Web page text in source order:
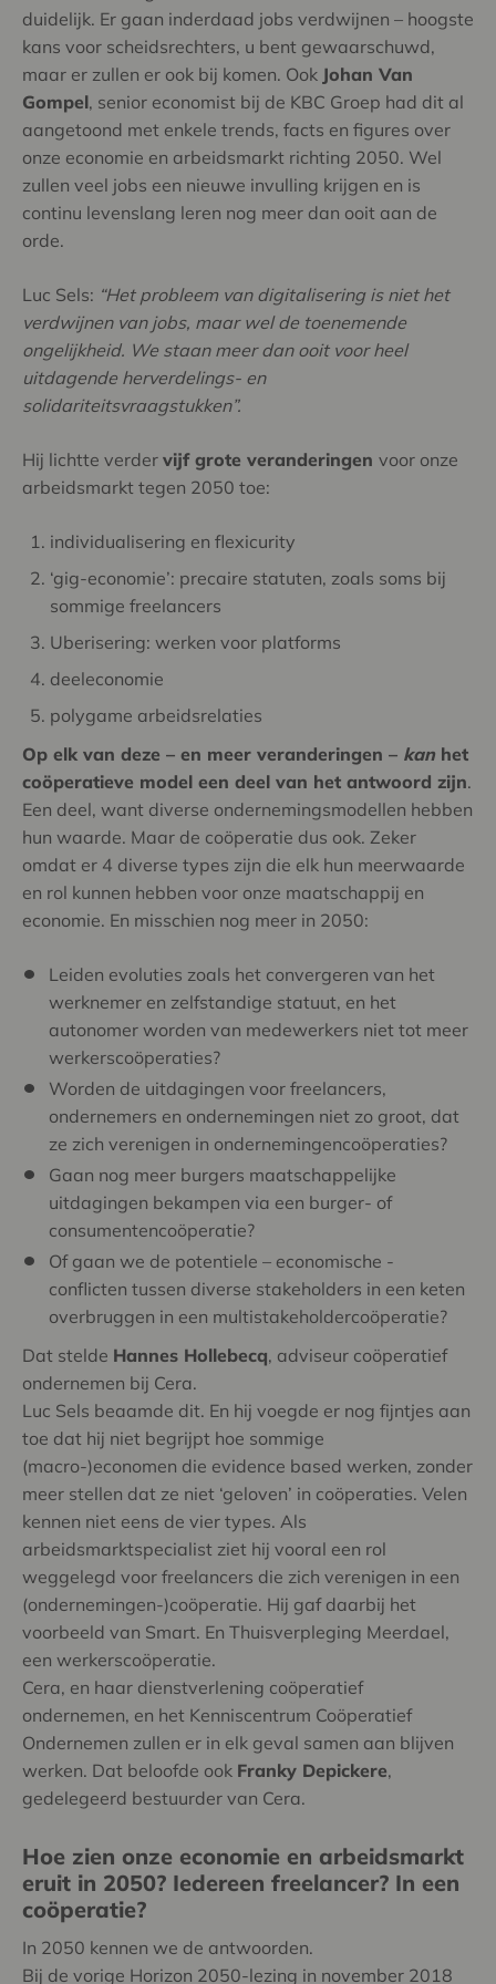
duidelijk. Er gaan inderdaad jobs verdwijnen – hoogste
kans voor scheidsrechters, u bent gewaarschuwd,
maar er zullen er ook bij komen. Ook Johan Van
Gompel, senior economist bij de KBC Groep had dit al
aangetoond met enkele trends, facts en figures over
onze economie en arbeidsmarkt richting 2050. Wel
zullen veel jobs een nieuwe invulling krijgen en is
continu levenslang leren nog meer dan ooit aan de
orde.
Luc Sels: “Het probleem van digitalisering is niet het
verdwijnen van jobs, maar wel de toenemende
ongelijkheid. We staan meer dan ooit voor heel
uitdagende herverdelings- en
solidariteitsvraagstukken”.
Hij lichtte verder vijf grote veranderingen voor onze
arbeidsmarkt tegen 2050 toe:
individualisering en flexicurity
‘gig-economie’: precaire statuten, zoals soms bij
sommige freelancers
Uberisering: werken voor platforms
deeleconomie
polygame arbeidsrelaties
Op elk van deze – en meer veranderingen – kan het
coöperatieve model een deel van het antwoord zijn.
Een deel, want diverse ondernemingsmodellen hebben
hun waarde. Maar de coöperatie dus ook. Zeker
omdat er 4 diverse types zijn die elk hun meerwaarde
en rol kunnen hebben voor onze maatschappij en
economie. En misschien nog meer in 2050:
Leiden evoluties zoals het convergeren van het
werknemer en zelfstandige statuut, en het
autonomer worden van medewerkers niet tot meer
werkerscoöperaties?
Worden de uitdagingen voor freelancers,
ondernemers en ondernemingen niet zo groot, dat
ze zich verenigen in ondernemingencoöperaties?
Gaan nog meer burgers maatschappelijke
uitdagingen bekampen via een burger- of
consumentencoöperatie?
Of gaan we de potentiele – economische -
conflicten tussen diverse stakeholders in een keten
overbruggen in een multistakeholdercoöperatie?
Dat stelde Hannes Hollebecq, adviseur coöperatief
ondernemen bij Cera.
Luc Sels beaamde dit. En hij voegde er nog fijntjes aan
toe dat hij niet begrijpt hoe sommige
(macro-)economen die evidence based werken, zonder
meer stellen dat ze niet ‘geloven’ in coöperaties. Velen
kennen niet eens de vier types. Als
arbeidsmarktspecialist ziet hij vooral een rol
weggelegd voor freelancers die zich verenigen in een
(ondernemingen-)coöperatie. Hij gaf daarbij het
voorbeeld van Smart. En Thuisverpleging Meerdael,
een werkerscoöperatie.
Cera, en haar dienstverlening coöperatief
ondernemen, en het Kenniscentrum Coöperatief
Ondernemen zullen er in elk geval samen aan blijven
werken. Dat beloofde ook Franky Depickere,
gedelegeerd bestuurder van Cera.
Hoe zien onze economie en arbeidsmarkt
eruit in 2050? Iedereen freelancer? In een
coöperatie?
In 2050 kennen we de antwoorden.
Bij de vorige Horizon 2050-lezing in november 2018